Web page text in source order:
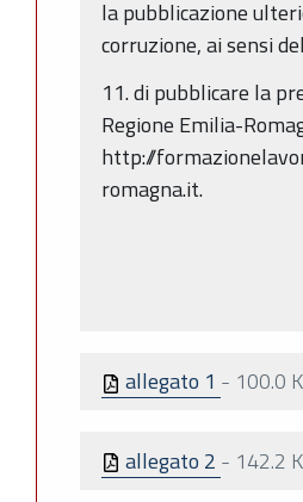
la pubblicazione
corruzione, ai sensi
11. di pubblicare la
Regione Emilia-
http://
romagna.it.
allegato 1 - 100.0
allegato 2 - 142.2